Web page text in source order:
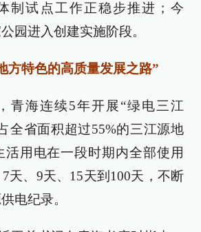
制试点工作正稳步推进；今
园进入创建实施阶段。
方特色的高质量发展之路”
青海连续5年开展“绿电三江
全省面积超过55%的三江源地
活用电在一段时期内全部使用
天、9天、15天到100天，不断
电纪录。